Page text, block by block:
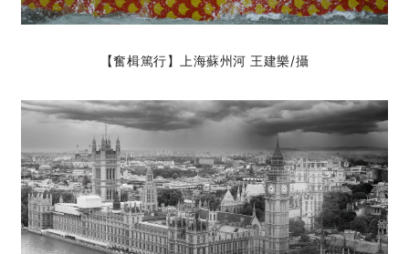
【奮楫篤行】上海蘇州河 王建樂/攝